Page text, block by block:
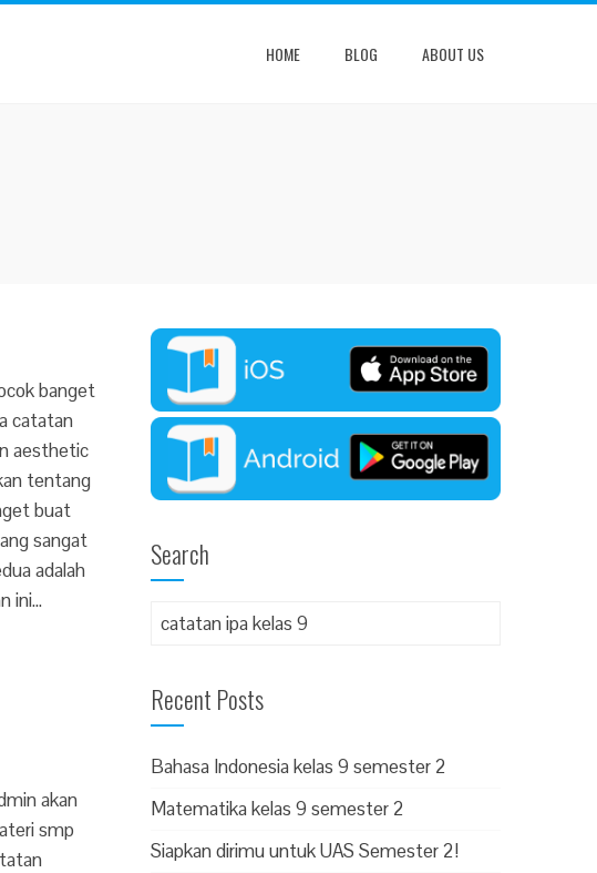
HOME BLOG ABOUT US
banget
catatan
aesthetic
tentang
buat
sangat
adalah
ini…
akan
smp
Search
Recent Posts
Bahasa Indonesia kelas 9 semester 2
Matematika kelas 9 semester 2
Siapkan dirimu untuk UAS Semester 2!